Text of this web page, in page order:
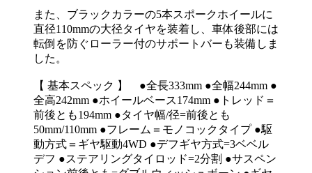
また、ブラックカラーの5本スポークホイールに
直径110mmの大径タイヤを装着し、車体後部には
転倒を防ぐローラー付のサポートバーも装備しま
した。
【 基本スペック 】 ●全長333mm ●全幅244mm ●
全高242mm ●ホイールベース174mm ●トレッド＝
前後とも194mm ●タイヤ幅/径=前後とも
50mm/110mm ●フレーム＝モノコックタイプ ●駆
動方式＝ギヤ駆動4WD ●デフギヤ方式=3ベベル
デフ ●ステアリングタイロッド=2分割 ●サスペン